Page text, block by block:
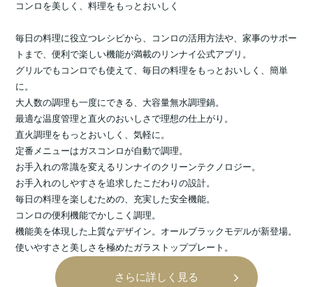
コンロを美しく、料理をもっとおいしく
毎日の料理に役立つレシピから、コンロの活用方法や、家事のサポー
トまで、便利で楽しい機能が満載のリンナイ公式アプリ。
グリルでもコンロでも使えて、毎日の料理をもっとおいしく、簡単
に。
大人数の調理も一度にできる、大容量無水調理鍋。
最適な温度管理と直火のおいしさで理想の仕上がり。
直火調理をもっとおいしく、気軽に。
定番メニューはガスコンロが自動で調理。
お手入れの常識を変えるリンナイのクリーンテクノロジー。
お手入れのしやすさを追求したこだわりの設計。
毎日の料理を楽しむための、充実した安全機能。
コンロの便利機能でかしこく調理。
機能美を体現した上質なデザイン。オールブラックモデルが新登場。
使いやすさと美しさを極めたガラストッププレート。
さらに詳しく見る